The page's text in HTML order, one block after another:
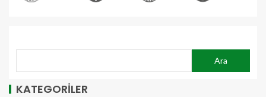
Ara
KATEGORİLER